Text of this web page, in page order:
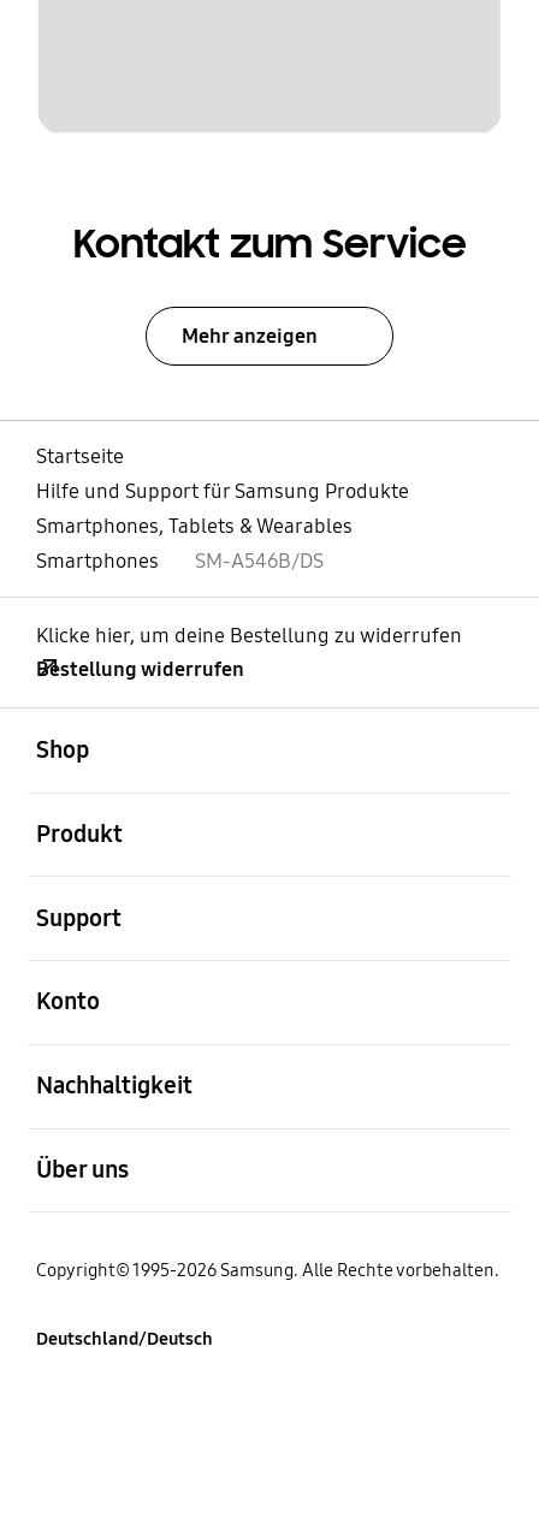
Kontakt zum Service
Mehr anzeigen
Startseite
Hilfe und Support für Samsung Produkte
Smartphones, Tablets & Wearables
Smartphones
SM-A546B/DS
Klicke hier, um deine Bestellung zu widerrufen
Bestellung widerrufen
Shop
Produkt
Support
Konto
Nachhaltigkeit
Über uns
Copyright© 1995-2026 Samsung. Alle Rechte vorbehalten.
Deutschland/Deutsch